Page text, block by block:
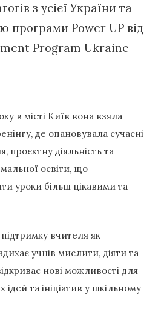
з усієї України та
програми Power UP від
Program Ukraine
в місті Київ вона взяла
де опановувала сучасні
проєктну діяльність та
освіти, що
уроки більш цікавими та
вчителя як
учнів мислити, діяти та
нові можливості для
ідей та ініціатив у шкільному